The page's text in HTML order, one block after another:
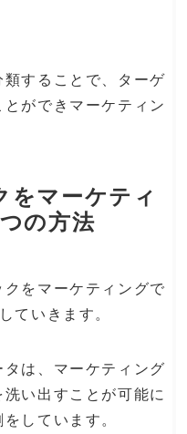
することで、ターゲ
ができマーケティン
をマーケティ
の方法
をマーケティングで
ていきます。
は、マーケティング
い出すことが可能に
しています。